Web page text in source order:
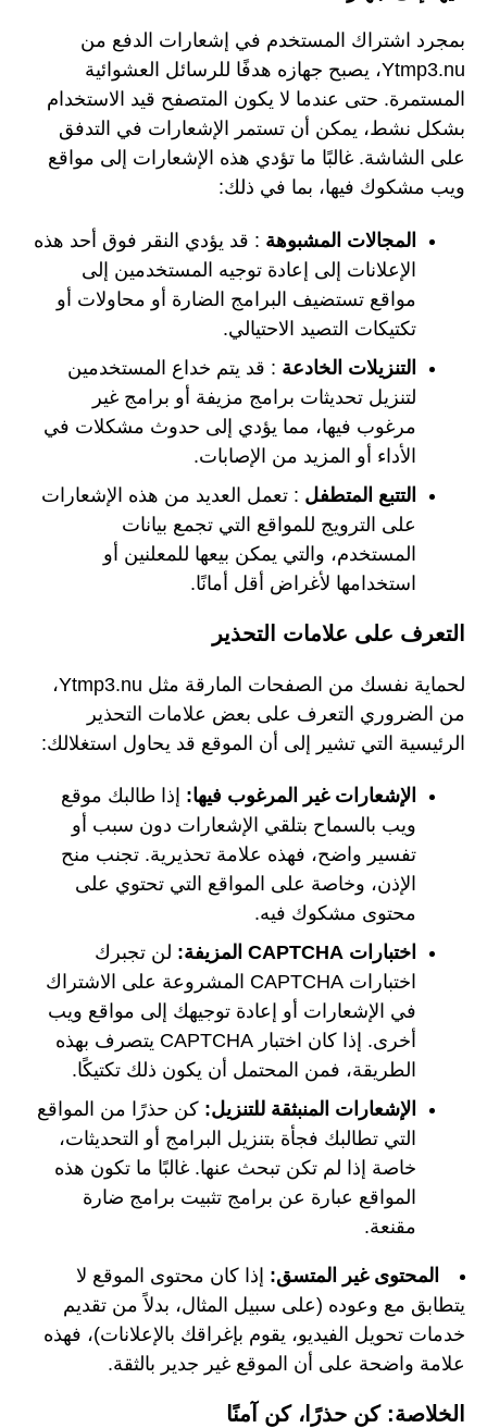
بمجرد اشتراك المستخدم في إشعارات الدفع من
Ytmp3.nu، يصبح جهازه هدفًا للرسائل العشوائية
المستمرة. حتى عندما لا يكون المتصفح قيد الاستخدام
بشكل نشط، يمكن أن تستمر الإشعارات في التدفق
على الشاشة. غالبًا ما تؤدي هذه الإشعارات إلى مواقع
ويب مشكوك فيها، بما في ذلك:
المجالات المشبوهة : قد يؤدي النقر فوق أحد هذه
الإعلانات إلى إعادة توجيه المستخدمين إلى
مواقع تستضيف البرامج الضارة أو محاولات أو
تكتيكات التصيد الاحتيالي.
التنزيلات الخادعة : قد يتم خداع المستخدمين
لتنزيل تحديثات برامج مزيفة أو برامج غير
مرغوب فيها، مما يؤدي إلى حدوث مشكلات في
الأداء أو المزيد من الإصابات.
التتبع المتطفل : تعمل العديد من هذه الإشعارات
على الترويج للمواقع التي تجمع بيانات
المستخدم، والتي يمكن بيعها للمعلنين أو
استخدامها لأغراض أقل أمانًا.
التعرف على علامات التحذير
لحماية نفسك من الصفحات المارقة مثل Ytmp3.nu،
من الضروري التعرف على بعض علامات التحذير
الرئيسية التي تشير إلى أن الموقع قد يحاول استغلالك:
الإشعارات غير المرغوب فيها: إذا طالبك موقع
ويب بالسماح بتلقي الإشعارات دون سبب أو
تفسير واضح، فهذه علامة تحذيرية. تجنب منح
الإذن، وخاصة على المواقع التي تحتوي على
محتوى مشكوك فيه.
اختبارات CAPTCHA المزيفة:
لن تجبرك
اختبارات CAPTCHA المشروعة على الاشتراك
في الإشعارات أو إعادة توجيهك إلى مواقع ويب
أخرى. إذا كان اختبار CAPTCHA يتصرف بهذه
الطريقة، فمن المحتمل أن يكون ذلك تكتيكًا.
الإشعارات المنبثقة للتنزيل: كن حذرًا من المواقع
التي تطالبك فجأة بتنزيل البرامج أو التحديثات،
خاصة إذا لم تكن تبحث عنها. غالبًا ما تكون هذه
المواقع عبارة عن برامج تثبيت برامج ضارة
مقنعة.
المحتوى غير المتسق: إذا كان محتوى الموقع لا
يتطابق مع وعوده (على سبيل المثال، بدلاً من تقديم
خدمات تحويل الفيديو، يقوم بإغراقك بالإعلانات)، فهذه
علامة واضحة على أن الموقع غير جدير بالثقة.
الخلاصة: كن حذرًا، كن آمنًا